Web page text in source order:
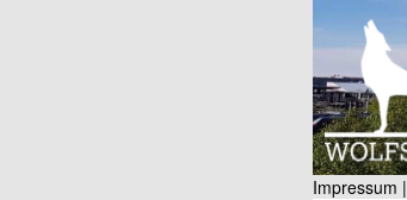
Impressum |